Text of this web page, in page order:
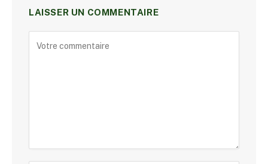
LAISSER UN COMMENTAIRE